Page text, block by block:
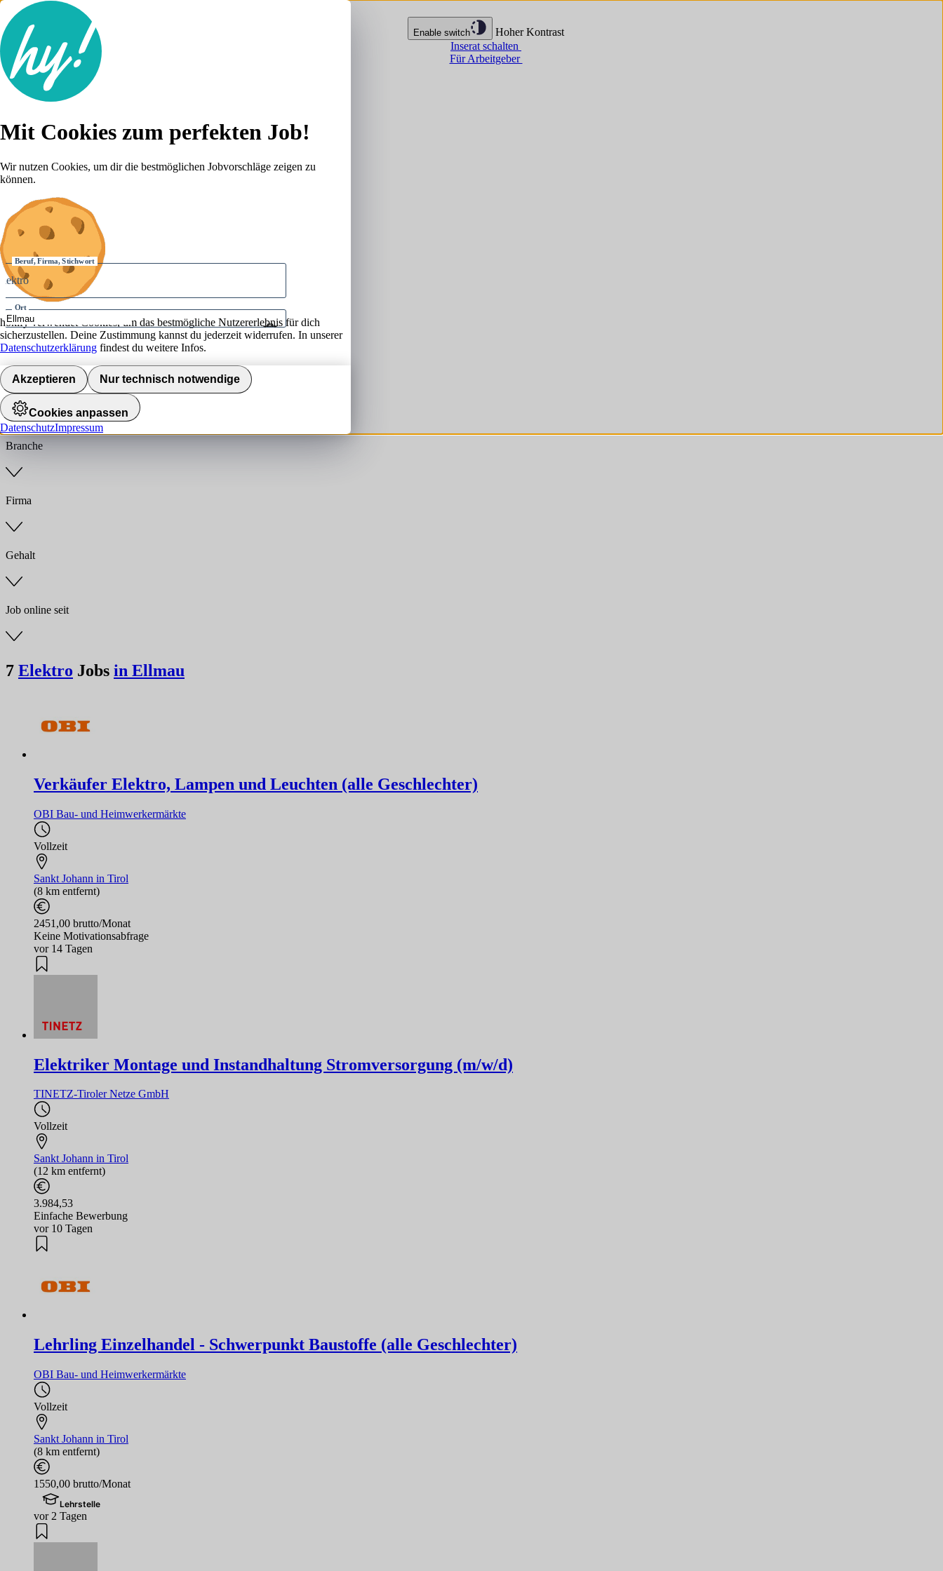
Enable switch
Hoher Kontrast
Inserat schalten
Für Arbeitgeber
Lebenslauf
Karriere-Tipps
Anmelden
Beruf, Firma, Stichwort
Ort
Umkreis
Jobs finden
Anstellungsart
Branche
Firma
Gehalt
Job online seit
7 Elektro Jobs in Ellmau
Verkäufer Elektro, Lampen und Leuchten (alle Geschlechter)
OBI Bau- und Heimwerkermärkte
Vollzeit
Sankt Johann in Tirol
(8 km entfernt)
2451,00 brutto/Monat
Keine Motivationsabfrage
vor 14 Tagen
Elektriker Montage und Instandhaltung Stromversorgung (m/w/d)
TINETZ-Tiroler Netze GmbH
Vollzeit
Sankt Johann in Tirol
(12 km entfernt)
3.984,53
Einfache Bewerbung
vor 10 Tagen
Lehrling Einzelhandel - Schwerpunkt Baustoffe (alle Geschlechter)
OBI Bau- und Heimwerkermärkte
Vollzeit
Sankt Johann in Tirol
(8 km entfernt)
1550,00 brutto/Monat
Lehrstelle
vor 2 Tagen
Mit Cookies zum perfekten Job!
Wir nutzen Cookies, um dir die bestmöglichen Jobvorschläge zeigen zu
können.
hokify verwendet Cookies, um das bestmögliche Nutzererlebnis für dich
sicherzustellen. Deine Zustimmung kannst du jederzeit widerrufen. In unserer
Datenschutzerklärung findest du weitere Infos.
Akzeptieren Nur technisch notwendige
Cookies anpassen
DatenschutzImpressum